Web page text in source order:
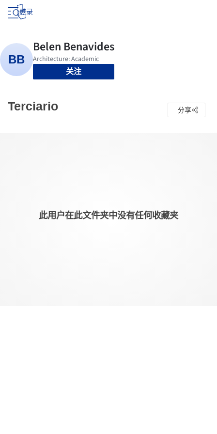
登录
关注
Terciario 分享
此用户在此文件夹中没有任何收藏夹